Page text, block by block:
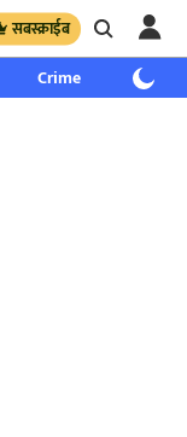
सबस्क्राईब
Crime साप्ताहिक